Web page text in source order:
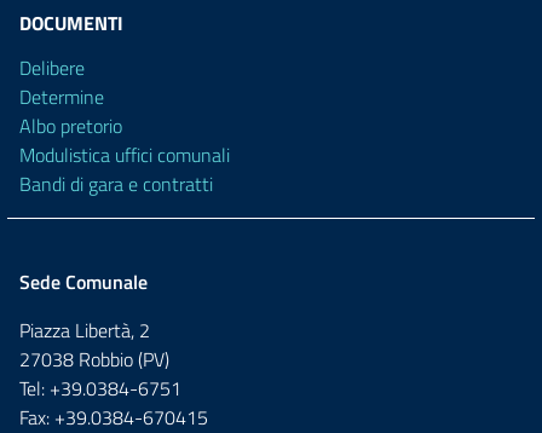
DOCUMENTI
Delibere
Determine
Albo pretorio
Modulistica uffici comunali
Bandi di gara e contratti
Sede Comunale
Piazza Libertà, 2
27038 Robbio (PV)
Tel: +39.0384-6751
Fax: +39.0384-670415